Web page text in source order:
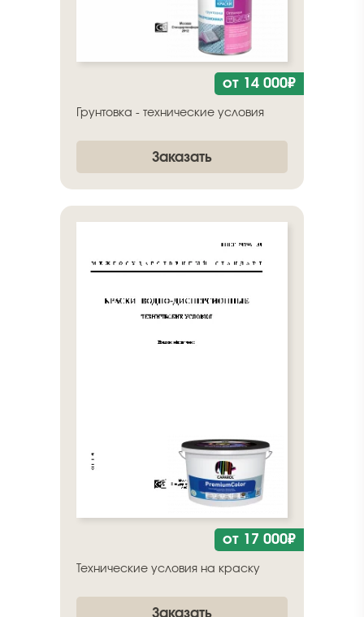
от 14 000₽
Грунтовка - технические условия
Заказать
от 17 000₽
Технические условия на краску
Заказать